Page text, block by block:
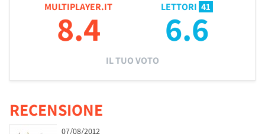
MULTIPLAYER.IT
8.4
LETTORI 41
6.6
IL TUO VOTO
RECENSIONE
07/08/2012